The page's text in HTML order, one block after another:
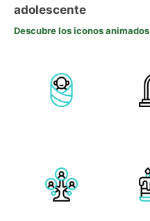
adolescente
Descubre los iconos animados